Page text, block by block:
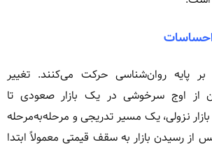
احساسات
بر پایه روان‌شناسی حرکت می‌کنند. تغییر
از اوج سرخوشی در یک بازار صعودی تا
نزولی، یک مسیر تدریجی و مرحله‌به‌مرحله
از رسیدن بازار به سقف قیمتی معمولاً ابتدا